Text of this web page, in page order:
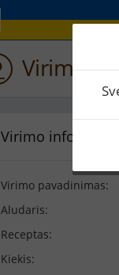
Virimo
Virimo informacija
Virimo pavadinimas:
Aludaris:
Receptas:
Kiekis: